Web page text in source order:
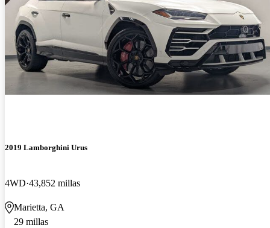
2019 Lamborghini Urus
4WD 43,852 millas
Marietta, GA
29 millas